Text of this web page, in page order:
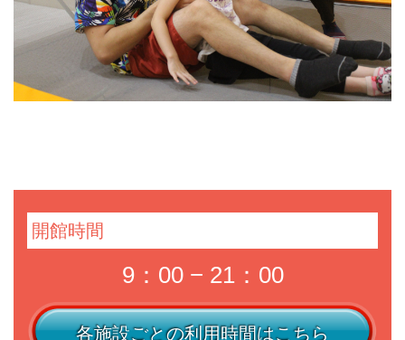
開館時間
9：00 − 21：00
各施設ごとの利用時間はこちら